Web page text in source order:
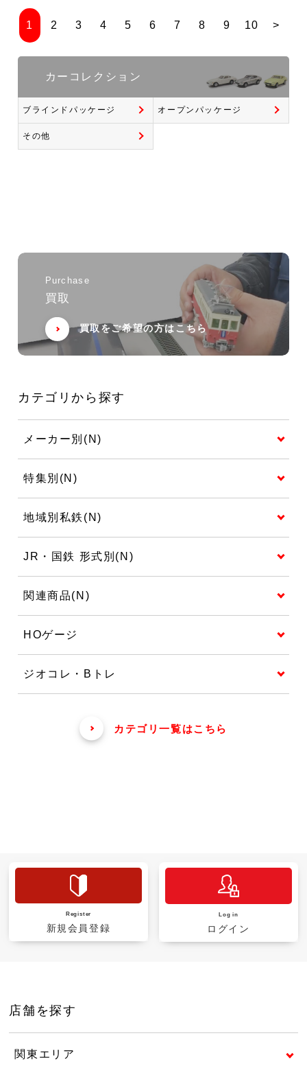
1 2 3 4 5 6 7 8 9 10 >
カーコレクション
ブラインドパッケージ オープンパッケージ
その他
Purchase
買取
買取をご希望の方はこちら
カテゴリから探す
メーカー別(N)
特集別(N)
地域別私鉄(N)
JR・国鉄 形式別(N)
関連商品(N)
HOゲージ
ジオコレ・Bトレ
カテゴリ一覧はこちら
Register
新規会員登録
Log in
ログイン
店舗を探す
関東エリア